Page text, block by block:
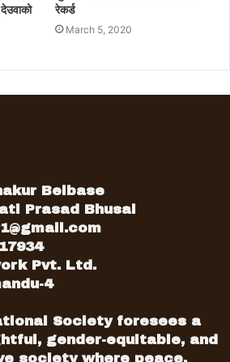
रेकर्ड
March 5, 2020
Belbase
Prasad Bhusal
Pvt. Ltd.
4
Society foresees a
gender-equitable, and
society where peace,